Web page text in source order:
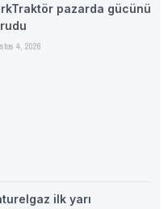
pazarda gücünü
4, 2026
ilk yarı